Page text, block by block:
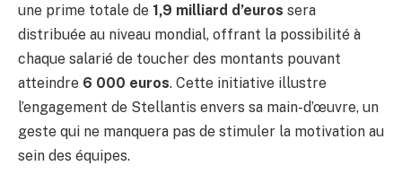
une prime totale de 1,9 milliard d’euros sera
distribuée au niveau mondial, offrant la possibilité à
chaque salarié de toucher des montants pouvant
atteindre 6 000 euros. Cette initiative illustre
l’engagement de Stellantis envers sa main-d’œuvre, un
geste qui ne manquera pas de stimuler la motivation au
sein des équipes.